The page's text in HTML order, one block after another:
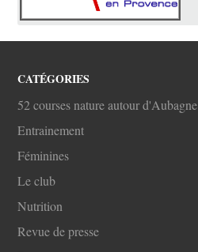
CATÉGORIES
52 courses nature autour d'Aubagne
Entrainement
Féminines
Le club
Nutrition
Revue de presse